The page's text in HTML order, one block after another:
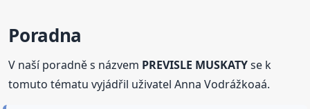
Poradna
V naší poradně s názvem PREVISLE MUSKATYse k
tomuto tématu vyjádřil uživatel Anna Vodrážkoaá.